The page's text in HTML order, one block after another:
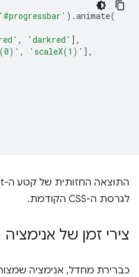
'#progressbar' ).animate(
, 'darkred' ],
, 'scaleX(1)' ],
לגרסת ה-CSS הקודמת.
צירי זמן של אנימציה
כברירת מחדל, אנימציה